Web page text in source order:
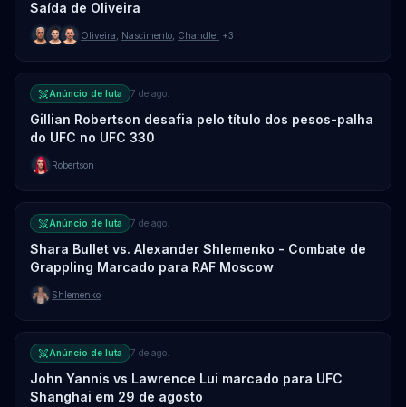
Saída de Oliveira
Oliveira Nascimento Chandler +3
Anúncio de luta 7 de ago.
Gillian Robertson desafia pelo título dos pesos-palha
do UFC no UFC 330
Robertson
Anúncio de luta 7 de ago.
Shara Bullet vs. Alexander Shlemenko - Combate de
Grappling Marcado para RAF Moscow
Shlemenko
Anúncio de luta 7 de ago.
John Yannis vs Lawrence Lui marcado para UFC
Shanghai em 29 de agosto